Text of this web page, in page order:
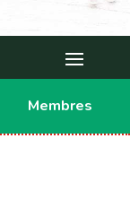
Membres